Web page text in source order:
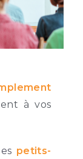
à vos
petits-